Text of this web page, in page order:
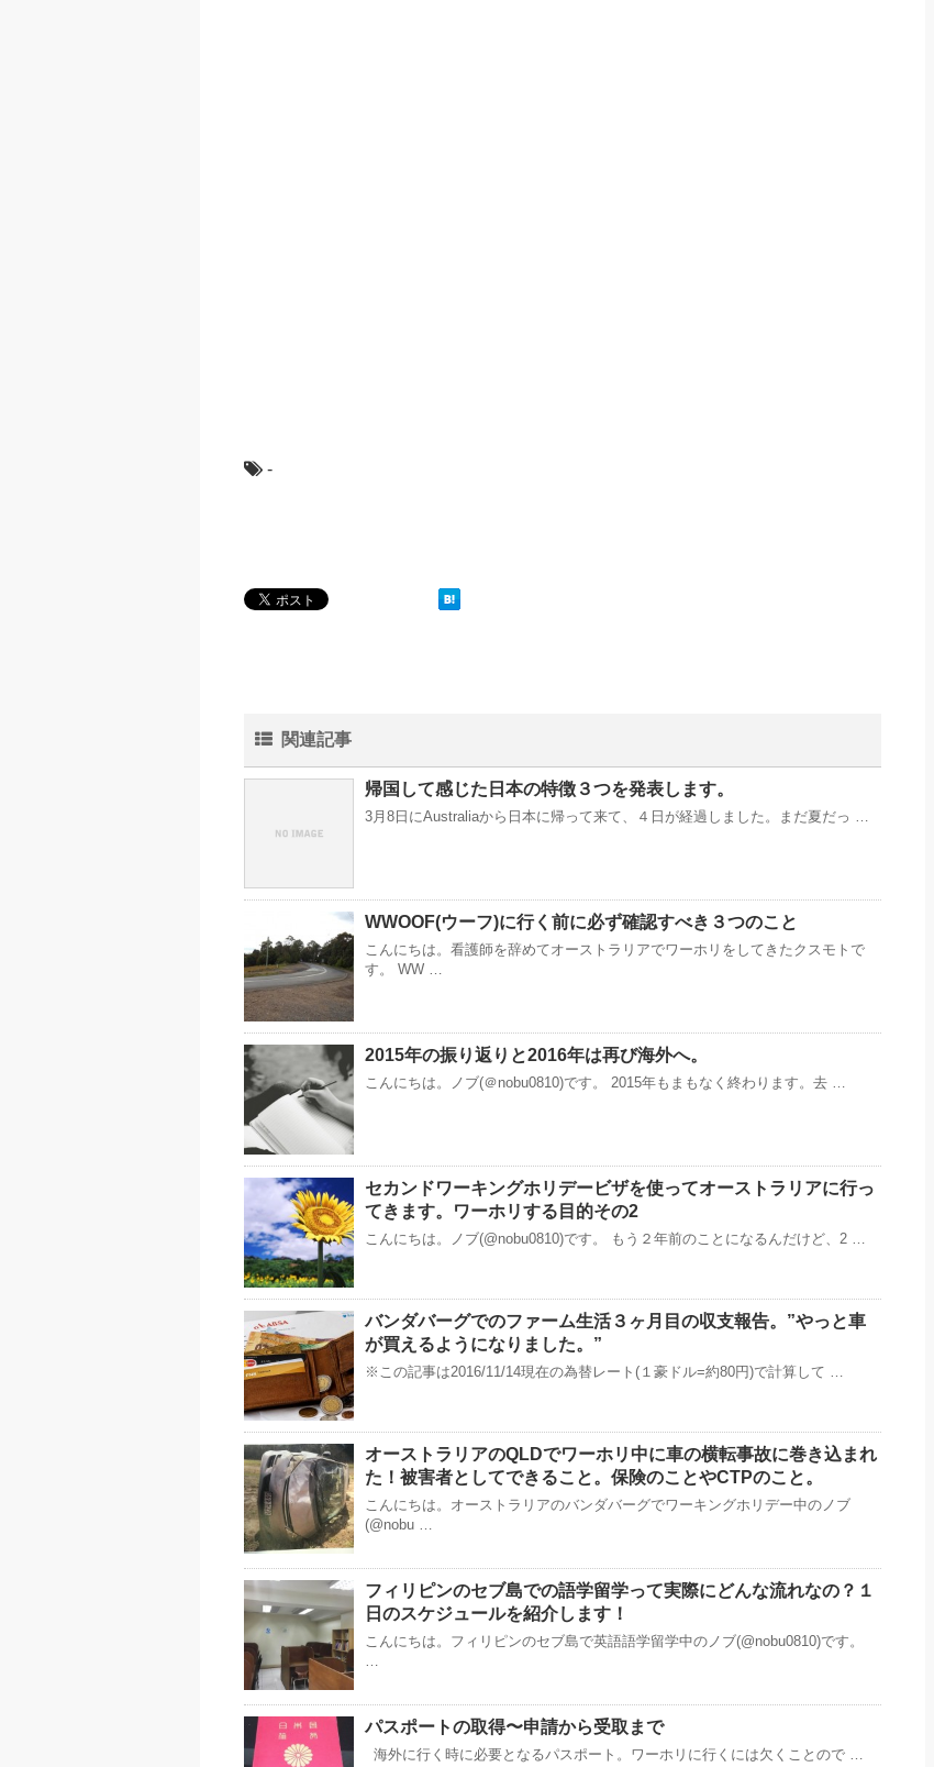
-
関連記事
帰国して感じた日本の特徴３つを発表します。
3月8日にAustraliaから日本に帰って来て、４日が経過しました。まだ夏だっ …
WWOOF(ウーフ)に行く前に必ず確認すべき３つのこと
こんにちは。看護師を辞めてオーストラリアでワーホリをしてきたクスモトで
す。 WW …
2015年の振り返りと2016年は再び海外へ。
こんにちは。ノブ(＠nobu0810)です。 2015年もまもなく終わります。去 …
セカンドワーキングホリデービザを使ってオーストラリアに行っ
てきます。ワーホリする目的その2
こんにちは。ノブ(@nobu0810)です。 もう２年前のことになるんだけど、2 …
バンダバーグでのファーム生活３ヶ月目の収支報告。”やっと車
が買えるようになりました。”
※この記事は2016/11/14現在の為替レート(１豪ドル=約80円)で計算して …
オーストラリアのQLDでワーホリ中に車の横転事故に巻き込まれ
た！被害者としてできること。保険のことやCTPのこと。
こんにちは。オーストラリアのバンダバーグでワーキングホリデー中のノブ
(@nobu …
フィリピンのセブ島での語学留学って実際にどんな流れなの？１
日のスケジュールを紹介します！
こんにちは。フィリピンのセブ島で英語語学留学中のノブ(@nobu0810)です。
…
パスポートの取得〜申請から受取まで
海外に行く時に必要となるパスポート。ワーホリに行くには欠くことので …